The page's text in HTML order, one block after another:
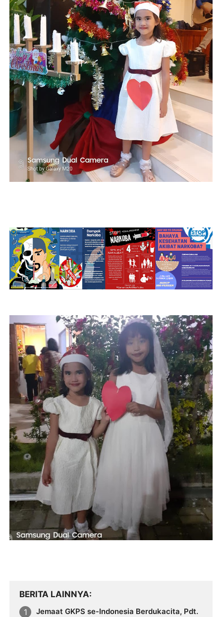
BERITA LAINNYA
Jemaat GKPS se-Indonesia Berdukacita, Pdt.